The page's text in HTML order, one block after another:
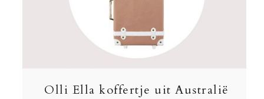
Olli Ella koffertje uit Australië